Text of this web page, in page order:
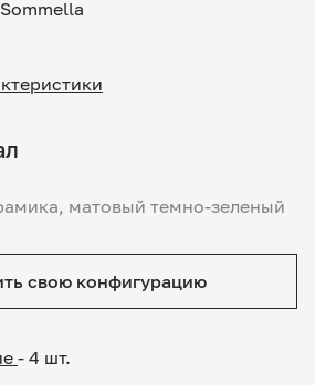
матовый темно-зеленый
свою конфигурацию
- 4 шт.